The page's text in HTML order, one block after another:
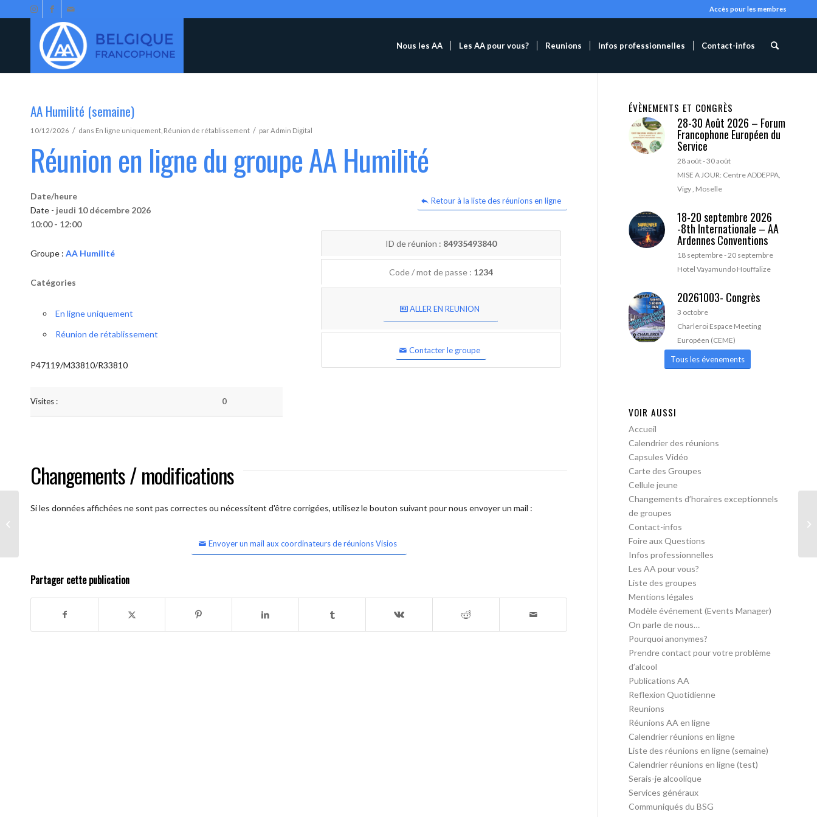
Accès pour les membres
Nous les AA Les AA pour vous? Reunions Infos professionnelles Contact-infos
AA Humilité (semaine)
10/12/2026 / dans En ligne uniquement Réunion de rétablissement / parAdmin Digital
Réunion en ligne du groupe AA Humilité
Retour à la liste des réunions en ligne
Date/heure
Date - jeudi 10 décembre 2026
10:00 - 12:00
Groupe : AA Humilité
Catégories
En ligne uniquement
Réunion de rétablissement
P47119/M33810/R33810
Visites : 0
ID de réunion : 84935493840
Code / mot de passe : 1234
ALLER EN REUNION
Contacter le groupe
Changements / modifications
Si les données affichées ne sont pas correctes ou nécessitent d'être corrigées, utilisez le bouton suivant pour nous envoyer un mail :
Envoyer un mail aux coordinateurs de réunions Visios
Partager cette publication
ÉVÈNEMENTS ET CONGRÈS
28-30 Août 2026 – Forum
Francophone Européen du
Service
28 août-30 août
MISE A JOUR: Centre ADDEPPA,
Vigy , Moselle
18-20 septembre 2026
-8th Internationale – AA
Ardennes Conventions
18 septembre-20 septembre
Hotel Vayamundo Houffalize
20261003- Congrès
3 octobre
Charleroi Espace Meeting
Européen (CEME)
Tous les évenements
VOIR AUSSI
Accueil
Calendrier des réunions
Capsules Vidéo
Carte des Groupes
Cellule jeune
Changements d’horaires exceptionnels
de groupes
Contact-infos
Foire aux Questions
Infos professionnelles
Les AA pour vous?
Liste des groupes
Mentions légales
Modèle événement (Events Manager)
On parle de nous…
Pourquoi anonymes?
Prendre contact pour votre problème
d’alcool
Publications AA
Reflexion Quotidienne
Reunions
Réunions AA en ligne
Calendrier réunions en ligne
Liste des réunions en ligne (semaine)
Calendrier réunions en ligne (test)
Serais-je alcoolique
Services généraux
Communiqués du BSG